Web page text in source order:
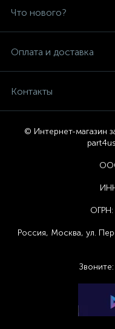
Что нового?
Оплата и доставка
Контакты
© Интернет-магазин
ОГРН:
Россия, Москва, ул.
Звоните: